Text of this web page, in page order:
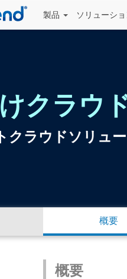
製品 ソリューショ
クラウ
クラウドソリュ
概要
概要